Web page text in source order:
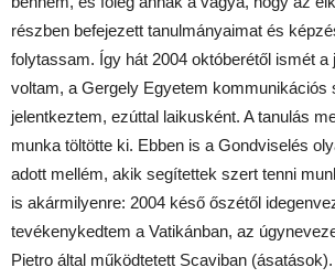
részben befejezett tanulmányaimat és
folytassam. Így hát 2004 októberétől ismét a
voltam, a Gergely Egyetem kommunikációs
jelentkeztem, ezúttal laikusként. A tanulás
munka töltötte ki. Ebben is a Gondviselés
adott mellém, akik segítettek szert tenni
is akármilyenre: 2004 késő őszétől
tevékenykedtem a Vatikánban, az
Pietro által működtetett Scaviban